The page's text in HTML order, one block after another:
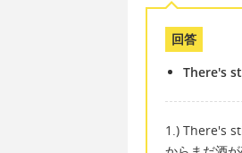
回答
There's
1.) There's